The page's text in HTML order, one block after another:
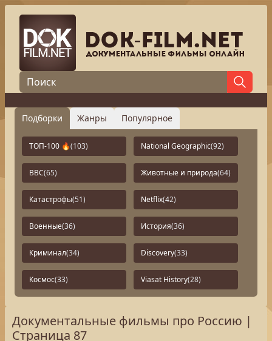
Подборки Жанры Популярное
ТОП-100 🔥(103) National Geographic(92)
BBC(65) Животные и природа(64)
Катастрофы(51) Netflix(42)
Военные(36) История(36)
Криминал(34) Discovery(33)
Космос(33) Viasat History(28)
Документальные фильмы про Россию |
Страница 87